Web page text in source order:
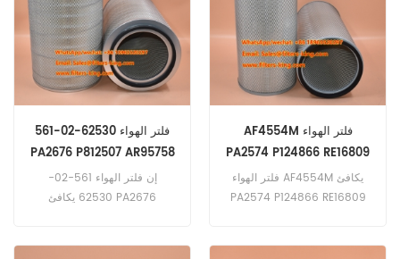
561-02-62530 فلتر الهواء
PA2676 P812507 AR95758
1-14215-117-0 إن فلتر الهواء 561-02-
62530 يكافئ PA2676
AF4554M فلتر الهواء
PA2574 P124866 RE16809
M12565176فلتر الهواء AF4554M يكافئ
PA2574 P124866 RE16809